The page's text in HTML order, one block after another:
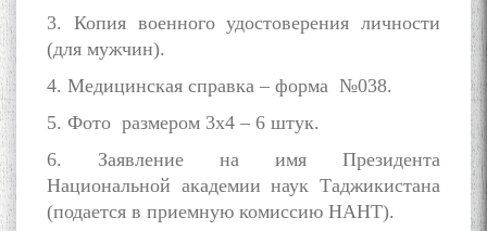
3. Копия военного удостоверения личности
(для мужчин).
4. Медицинская справка – форма №038.
5. Фото размером 3х4 – 6 штук.
6. Заявление на имя Президента
Национальной академии наук Таджикистана
(подается в приемную комиссию НАНТ).
and Master Mehryar
Mehrafarin about the conflict
of the name of the Persian
Gulf
Сайри Дарвоз бо Мӯъмин
Қаноат: Чанор ҳам "гап"
мезанад